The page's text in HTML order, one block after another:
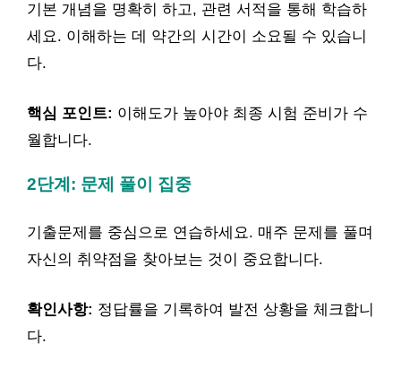
기본 개념을 명확히 하고, 관련 서적을 통해 학습하
세요. 이해하는 데 약간의 시간이 소요될 수 있습니
다.
핵심 포인트: 이해도가 높아야 최종 시험 준비가 수
월합니다.
2단계: 문제 풀이 집중
기출문제를 중심으로 연습하세요. 매주 문제를 풀며
자신의 취약점을 찾아보는 것이 중요합니다.
확인사항: 정답률을 기록하여 발전 상황을 체크합니
다.